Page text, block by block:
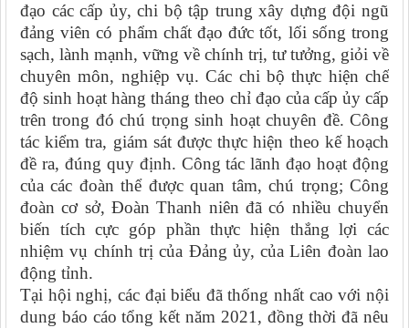
đạo các cấp ủy, chi bộ tập trung xây dựng đội ngũ
đảng viên có phẩm chất đạo đức tốt, lối sống trong
sạch, lành mạnh, vững về chính trị, tư tưởng, giỏi về
chuyên môn, nghiệp vụ. Các chi bộ thực hiện chế
độ sinh hoạt hàng tháng theo chỉ đạo của cấp ủy cấp
trên trong đó chú trọng sinh hoạt chuyên đề. Công
tác kiểm tra, giám sát được thực hiện theo kế hoạch
đề ra, đúng quy định. Công tác lãnh đạo hoạt động
của các đoàn thể được quan tâm, chú trọng; Công
đoàn cơ sở, Đoàn Thanh niên đã có nhiều chuyển
biến tích cực góp phần thực hiện thắng lợi các
nhiệm vụ chính trị của Đảng ủy, của Liên đoàn lao
động tỉnh.
Tại hội nghị, các đại biểu đã thống nhất cao với nội
dung báo cáo tổng kết năm 2021, đồng thời đã nêu